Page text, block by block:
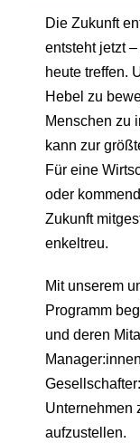
Die Zukunft
entsteht jetzt
heute treffen.
Hebel zu
Menschen zu
kann zur
Für eine
oder
Zukunft
enkeltreu.
Mit unserem
Programm
und deren
Unternehmen
aufzustellen.